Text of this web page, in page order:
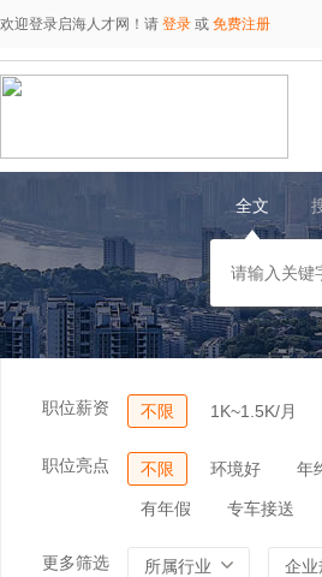
欢迎登录启海人才网！请 登录 或 免费注册
全文
职位薪资 不限 1K~1.5K/月
职位亮点 不限 环境好 年
有年假 专车接送
更多筛选 所属行业 企业